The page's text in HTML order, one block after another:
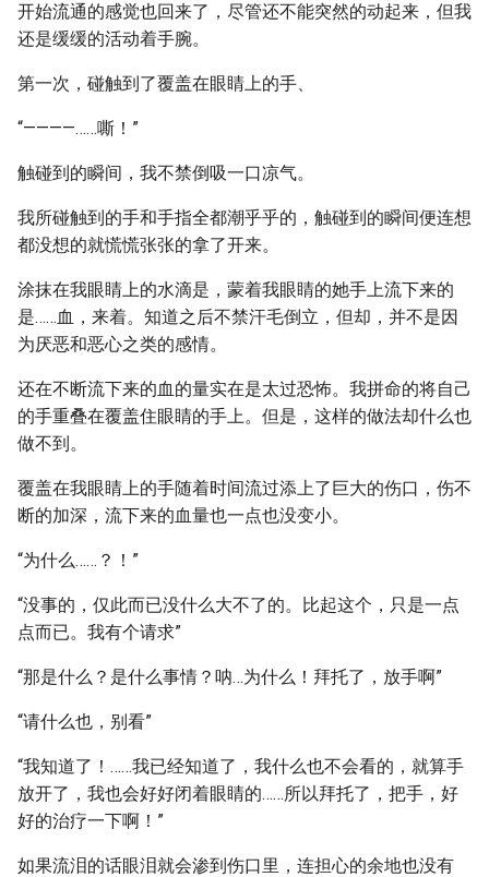
开始流通的感觉也回来了，尽管还不能突然的动起来，但我
还是缓缓的活动着手腕。
第一次，碰触到了覆盖在眼睛上的手、
“————……嘶！”
触碰到的瞬间，我不禁倒吸一口凉气。
我所碰触到的手和手指全都潮乎乎的，触碰到的瞬间便连想
都没想的就慌慌张张的拿了开来。
涂抹在我眼睛上的水滴是，蒙着我眼睛的她手上流下来的
是……血，来着。知道之后不禁汗毛倒立，但却，并不是因
为厌恶和恶心之类的感情。
还在不断流下来的血的量实在是太过恐怖。我拼命的将自己
的手重叠在覆盖住眼睛的手上。但是，这样的做法却什么也
做不到。
覆盖在我眼睛上的手随着时间流过添上了巨大的伤口，伤不
断的加深，流下来的血量也一点也没变小。
“为什么……？！”
“没事的，仅此而已没什么大不了的。比起这个，只是一点
点而已。我有个请求”
“那是什么？是什么事情？呐…为什么！拜托了，放手啊”
“请什么也，别看”
“我知道了！……我已经知道了，我什么也不会看的，就算手
放开了，我也会好好闭着眼睛的……所以拜托了，把手，好
好的治疗一下啊！”
如果流泪的话眼泪就会渗到伤口里，连担心的余地也没有